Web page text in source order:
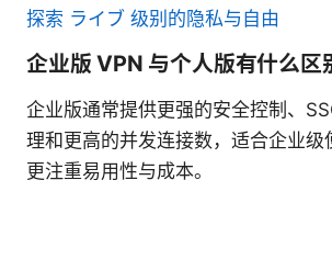
探索 ライブ 级别的隐私与自由
企业版 VPN 与个人版有什么区
企业版通常提供更强的安全控制、
理和更高的并发连接数，适合企业级
更注重易用性与成本。